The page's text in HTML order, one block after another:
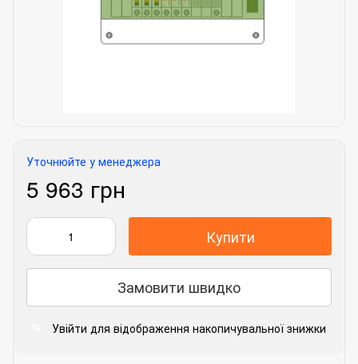
Уточнюйте у менеджера
5 963 грн
Купити
Замовити швидко
Увійти для відображення накопичувальної знижки